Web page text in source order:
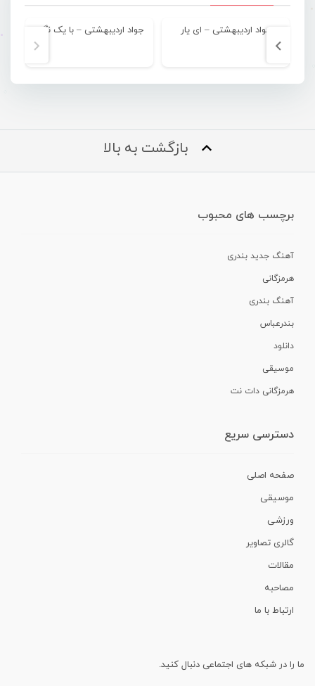
جواد اردیبهشتی – ای یار جواد اردیبهشتی – با یک نگاه
بازگشت به بالا
برچسب های محبوب
آهنگ جدید بندری
هرمزگانی
آهنگ بندری
بندرعباس
دانلود
موسیقی
هرمزگانی دات نت
دسترسی سریع
صفحه اصلی
موسیقی
ورزشی
گالری تصاویر
مقالات
مصاحبه
ارتباط با ما
ما را در شبکه های اجتماعی دنبال کنید.